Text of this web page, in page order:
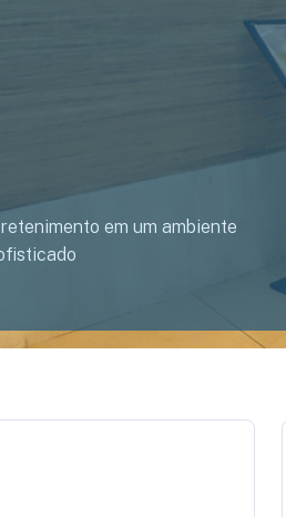
em um ambiente